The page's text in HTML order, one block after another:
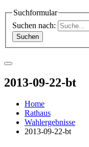
Suchformular
Suchen nach:
2013-09-22-bt
Home
Rathaus
Wahlergebnisse
2013-09-22-bt